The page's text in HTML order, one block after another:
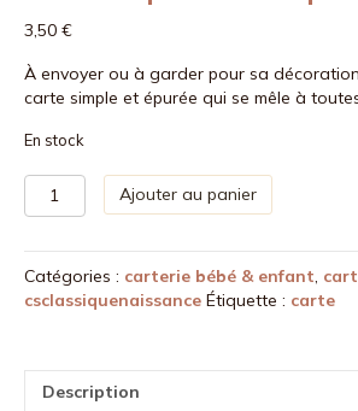
3,50 €
À envoyer ou à garder pour sa
carte simple et épurée qui se mêle à
En stock
quantité
de
postale
petit
lapin
Ajouter au panier
Catégories : carterie bébé & enfant,
csclassiquenaissance Étiquette : carte
Description